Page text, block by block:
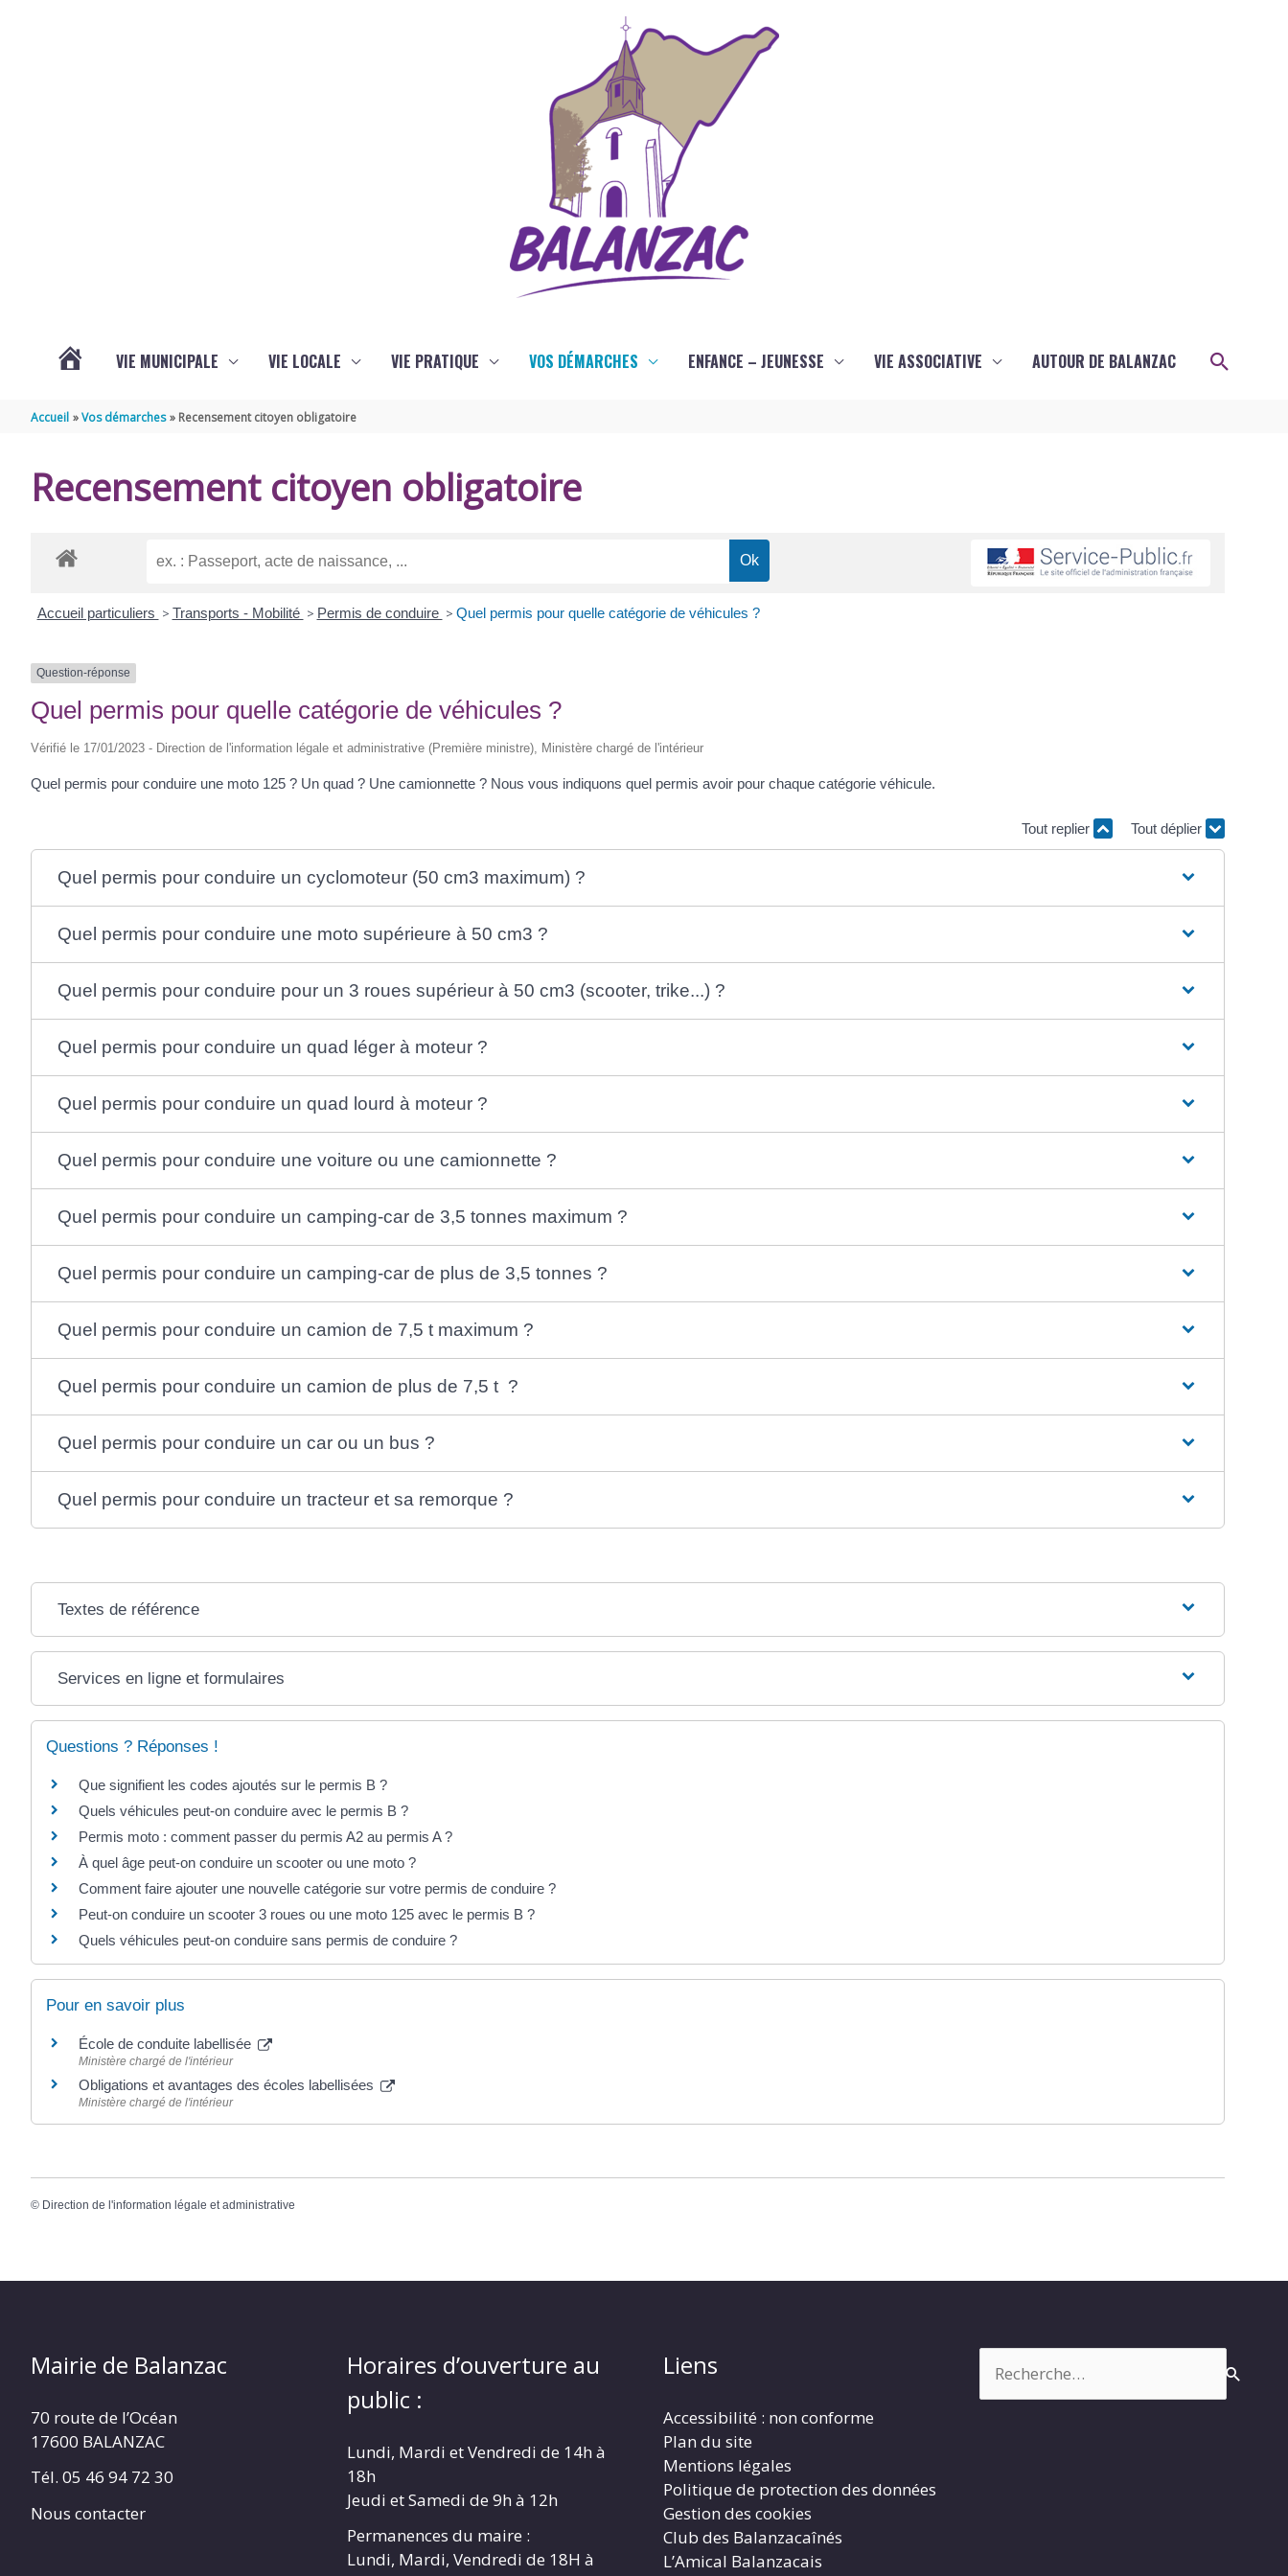
VIE MUNICIPALE VIE LOCALE VIE PRATIQUE VOS DÉMARCHES ENFANCE – JEUNESSE VIE ASSOCIATIVE AUTOUR DE BALANZAC
Accueil Vos démarches Recensement citoyen obligatoire
Recensement citoyen obligatoire
Accueil particuliers > Transports - Mobilité > Permis de conduire > Quel permis pour quelle catégorie de véhicules ?
Question-réponse
Quel permis pour quelle catégorie de véhicules ?
Vérifié le 17/01/2023 - Direction de l'information légale et administrative (Première ministre), Ministère chargé de l'intérieur
Quel permis pour conduire une moto 125 ? Un quad ? Une camionnette ? Nous vous indiquons quel permis avoir pour chaque catégorie véhicule.
Tout replier Tout déplier
Quel permis pour conduire un cyclomoteur (50 cm3 maximum) ?
Quel permis pour conduire une moto supérieure à 50 cm3 ?
Quel permis pour conduire pour un 3 roues supérieur à 50 cm3 (scooter, trike...) ?
Quel permis pour conduire un quad léger à moteur ?
Quel permis pour conduire un quad lourd à moteur ?
Quel permis pour conduire une voiture ou une camionnette ?
Quel permis pour conduire un camping-car de 3,5 tonnes maximum ?
Quel permis pour conduire un camping-car de plus de 3,5 tonnes ?
Quel permis pour conduire un camion de 7,5 t maximum ?
Quel permis pour conduire un camion de plus de 7,5 t ?
Quel permis pour conduire un car ou un bus ?
Quel permis pour conduire un tracteur et sa remorque ?
Textes de référence
Services en ligne et formulaires
Questions ? Réponses !
Que signifient les codes ajoutés sur le permis B ?
Quels véhicules peut-on conduire avec le permis B ?
Permis moto : comment passer du permis A2 au permis A ?
À quel âge peut-on conduire un scooter ou une moto ?
Comment faire ajouter une nouvelle catégorie sur votre permis de conduire ?
Peut-on conduire un scooter 3 roues ou une moto 125 avec le permis B ?
Quels véhicules peut-on conduire sans permis de conduire ?
Pour en savoir plus
École de conduite labellisée
Ministère chargé de l'intérieur
Obligations et avantages des écoles labellisées
Ministère chargé de l'intérieur
© Direction de l'information légale et administrative
Mairie de Balanzac
70 route de l’Océan
17600 BALANZAC
Tél. 05 46 94 72 30
Nous contacter
Horaires d’ouverture au
public :
Lundi, Mardi et Vendredi de 14h à
18h
Jeudi et Samedi de 9h à 12h
Permanences du maire :
Lundi, Mardi, Vendredi de 18H à
Liens
Accessibilité : non conforme
Plan du site
Mentions légales
Politique de protection des données
Gestion des cookies
Club des Balanzacaînés
L’Amical Balanzacais